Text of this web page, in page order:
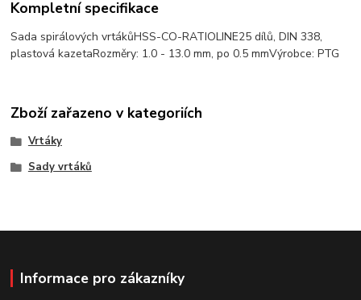
Kompletní specifikace
Sada spirálových vrtákůHSS-CO-RATIOLINE25 dílů, DIN 338,
plastová kazetaRozměry: 1.0 - 13.0 mm, po 0.5 mmVýrobce: PTG
Zboží zařazeno v kategoriích
Vrtáky
Sady vrtáků
Informace pro zákazníky